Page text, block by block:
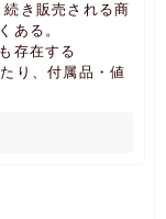
き販売される商
ある。
存在する
り、付属品・値